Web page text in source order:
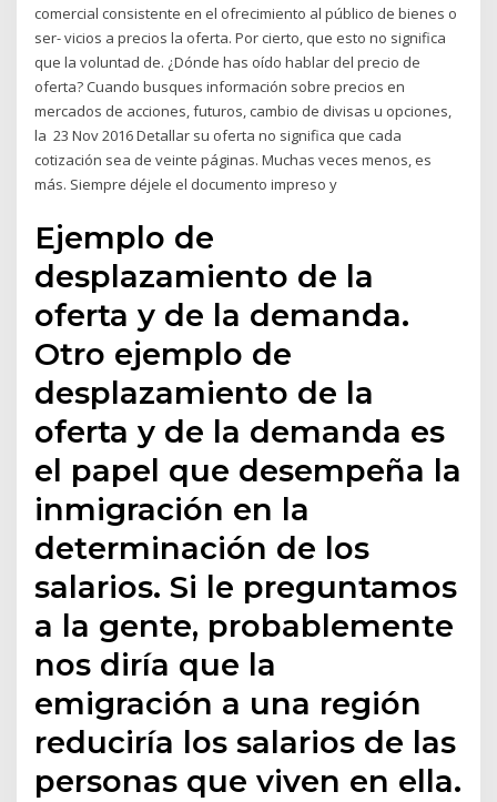
comercial consistente en el ofrecimiento al público de bienes o
ser- vicios a precios la oferta. Por cierto, que esto no significa
que la voluntad de. ¿Dónde has oído hablar del precio de
oferta? Cuando busques información sobre precios en
mercados de acciones, futuros, cambio de divisas u opciones,
la 23 Nov 2016 Detallar su oferta no significa que cada
cotización sea de veinte páginas. Muchas veces menos, es
más. Siempre déjele el documento impreso y
Ejemplo de
desplazamiento de la
oferta y de la demanda.
Otro ejemplo de
desplazamiento de la
oferta y de la demanda es
el papel que desempeña la
inmigración en la
determinación de los
salarios. Si le preguntamos
a la gente, probablemente
nos diría que la
emigración a una región
reduciría los salarios de las
personas que viven en ella.